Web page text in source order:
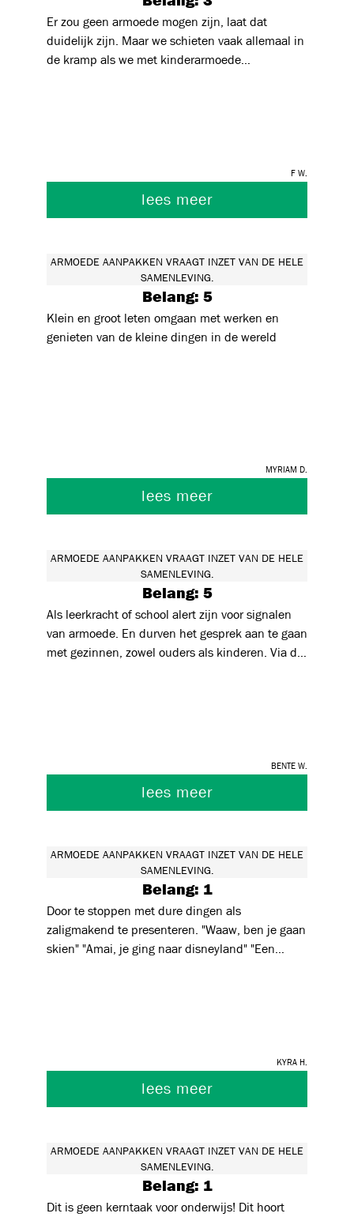
zeggen dat je een vrijgeleide moet geven, maar
wel een manier moet vinden om regels en
sociale uitsluiting te verbinden. En dat is een
serieuze uitdaging,
Er zou geen armoede mogen zijn, laat dat
duidelijk zijn. Maar we schieten vaak allemaal in
de kramp als we met kinderarmoede
belangrijk. Focus op wat wel kan en wees bereid
de drempels aan te pakken die kinderen
F W.
lees meer
ARMOEDE AANPAKKEN VRAAGT INZET VAN DE HELE
SAMENLEVING.
Belang: 5
Klein en groot leten omgaan met werken en
genieten van de kleine dingen in de wereld
Myriam D.
lees meer
ARMOEDE AANPAKKEN VRAAGT INZET VAN DE HELE
SAMENLEVING.
Belang: 5
Als leerkracht of school alert zijn voor signalen
van armoede. En durven het gesprek aan te gaan
met gezinnen, zowel ouders als kinderen. Via de
(generatie)armoede kan doorbreken.
Bente W.
lees meer
ARMOEDE AANPAKKEN VRAAGT INZET VAN DE HELE
SAMENLEVING.
Belang: 1
Door te stoppen met dure dingen als
zaligmakend te presenteren. "Waaw, ben je gaan
skien" "Amai, je ging naar disneyland" "Een
Kyra H.
lees meer
ARMOEDE AANPAKKEN VRAAGT INZET VAN DE HELE
SAMENLEVING.
Belang: 1
Dit is geen kerntaak voor onderwijs! Dit hoort